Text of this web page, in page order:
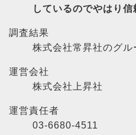
しているのでやはり信
調査結果
株式会社常昇社のグル
運営会社
株式会社上昇社
運営責任者
03-6680-4511